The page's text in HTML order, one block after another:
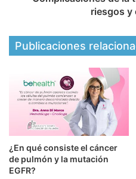
riesgos y
Publicaciones
¿En qué consiste el cáncer
de pulmón y la mutación
EGFR?